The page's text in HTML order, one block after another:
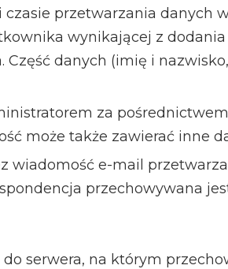
przetwarzania danych
wynikającej z
danych (imię i
za
może także zawierać inne
e-mail
przechowywana
serwera, na którym